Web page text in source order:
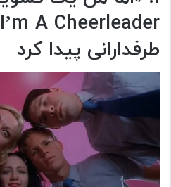
I’m A Cheerleader
طرفدارانی پیدا کرد